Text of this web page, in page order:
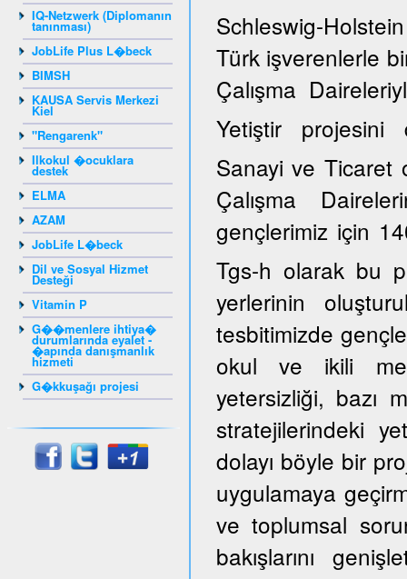
IQ-Netzwerk (Diplomanın
tanınması)
JobLife Plus L�beck
BIMSH
KAUSA Servis Merkezi
Kiel
"Rengarenk"
Ilkokul �ocuklara
destek
ELMA
AZAM
JobLife L�beck
Dil ve Sosyal Hizmet
Desteği
Vitamin P
G��menlere ihtiya�
durumlarında eyalet -
�apında danışmanlık
hizmeti
G�kkuşağı projesi
Schleswig-
Türk işverenlerle
Çalışma
Yetiştir
Sanayi ve Ticaret
Çalışma
gençlerimiz için
Tgs-h olarak bu
yerlerinin
tesbitimizde
okul ve ikili
yetersizliği, bazı
stratejilerindeki
dolayı böyle bir
uygulamaya
ve toplumsal
bakışlarını